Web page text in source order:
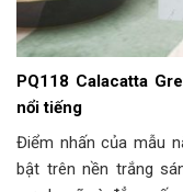
PQ118 Calacatta
nổi tiếng
Điểm nhấn của mẫu
bật trên nền trắng